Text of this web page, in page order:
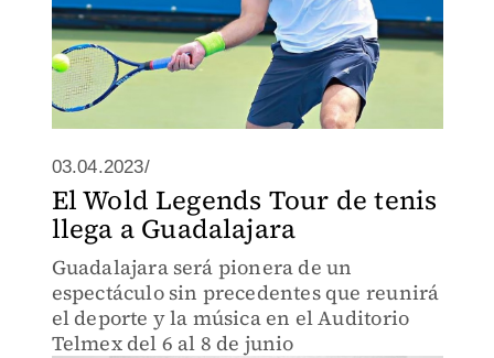
03.04.2023/
El Wold Legends Tour de tenis
llega a Guadalajara
Guadalajara será pionera de un
espectáculo sin precedentes que reunirá
el deporte y la música en el Auditorio
Telmex del 6 al 8 de junio